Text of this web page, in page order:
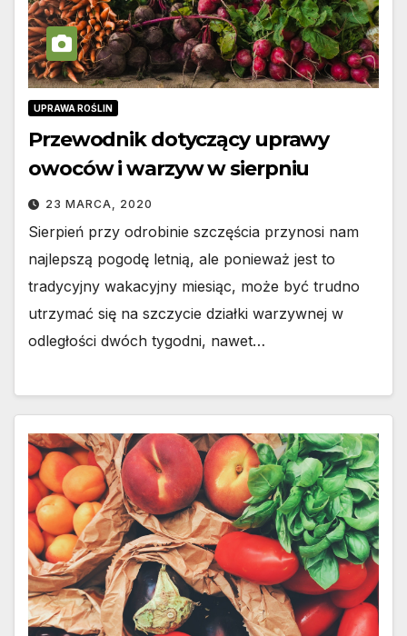
UPRAWA ROŚLIN
Przewodnik dotyczący uprawy
owoców i warzyw w sierpniu
23 MARCA, 2020
Sierpień przy odrobinie szczęścia przynosi nam
najlepszą pogodę letnią, ale ponieważ jest to
tradycyjny wakacyjny miesiąc, może być trudno
utrzymać się na szczycie działki warzywnej w
odległości dwóch tygodni, nawet…